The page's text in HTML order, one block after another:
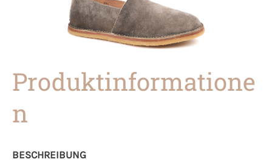
Produktinformatione
n
BESCHREIBUNG